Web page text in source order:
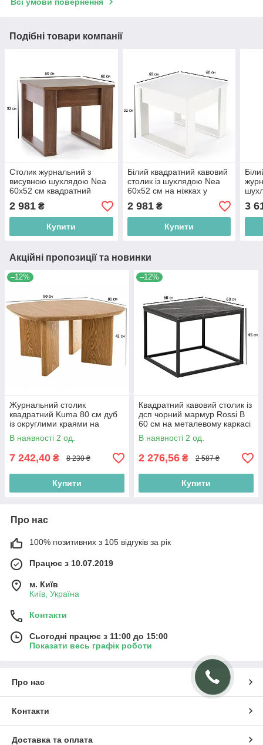
Подібні товари компанії
Столик журнальний з
висувною шухлядою Nea
60х52 см квадратний
кольори горіх темний на
ніжках в зал
2 981 ₴
Купити
Білий квадратний кавовий
столик із шухлядою Nea
60х52 см на ніжках у
кімнату
2 981₴
Купити
для
3
Акційні пропозиції та новинки
–12%
Журнальний столик
квадратний Kuma 80 см дуб
із округлими краями на
чотирьох ніжках у стилі
джапанді
В наявності 2 од.
7 242,40 ₴ 8 230 ₴
Купити
–12%
Квадратний кавовий столик із
дсп чорний мармур Rossi B
60 см на металевому каркасі
для невеликої вітальні
В наявності 2 од.
2 276,56 ₴ 2 587 ₴
Купити
Про нас
100% позитивних з 105 відгуків за рік
Працює з 10.07.2019
м. Київ
Київ, Україна
Контакти
Сьогодні працює з 11:00 до 15:00
Показати весь графік роботи
Про нас
Контакти
Доставка та оплата